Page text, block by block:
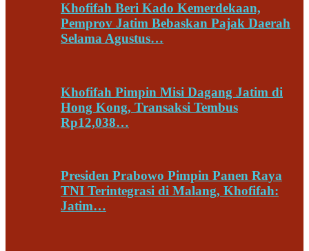
Khofifah Beri Kado Kemerdekaan,
Pemprov Jatim Bebaskan Pajak Daerah
Selama Agustus…
Khofifah Pimpin Misi Dagang Jatim di
Hong Kong, Transaksi Tembus
Rp12,038…
Presiden Prabowo Pimpin Panen Raya
TNI Terintegrasi di Malang, Khofifah:
Jatim…